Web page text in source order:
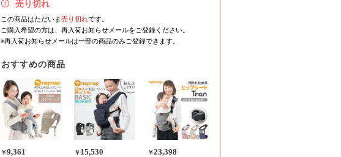
売り切れ
この商品はただいま売り切れです。
ご購入希望の方は、再入荷お知らせメールをご登録ください。
※再入荷お知らせメールは一部の商品のみご登録できます。
おすすめの商品
￥9,361 ￥ 15,530 ￥23,398